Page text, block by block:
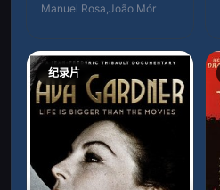
Manuel Rosa,João Mór
纪录片